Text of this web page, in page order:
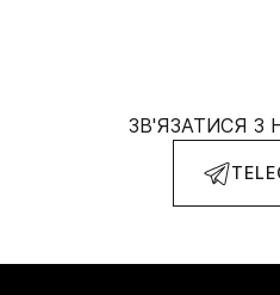
ЗВ'ЯЗАТИСЯ З